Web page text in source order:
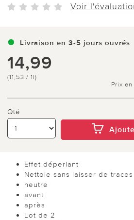
Voir
Livraison en 3-5 jours ouvrés
14,99
(11,53 / 1l)
Prix
Qté
Effet déperlant
Nettoie sans laisser de traces
neutre
avant
après
Lot de 2